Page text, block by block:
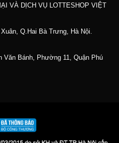
VÀ DỊCH VỤ LOTTESHOP VIỆT
Q.Hai Bà Trưng, Hà Nội.
Văn Bánh, Phường 11, Quận Phú